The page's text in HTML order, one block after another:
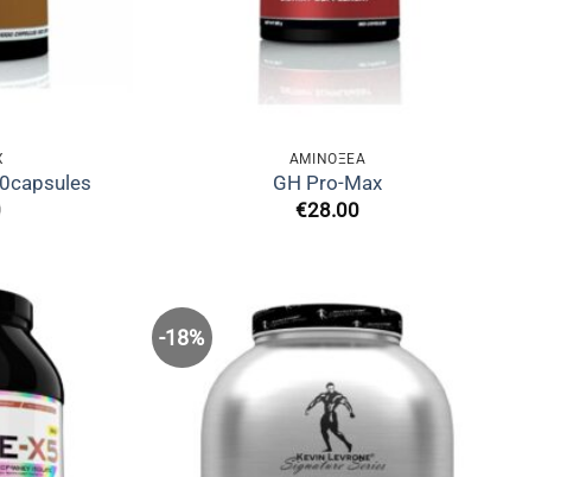
ΑΜΙΝΟΞΈΑ
GH Pro-Max
€28.00
-18%